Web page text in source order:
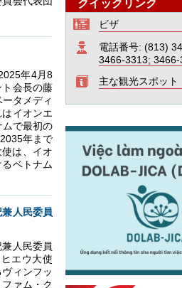
年4月8
会長の藤
タメディ
イオンエ
ムで最初の
年まで
は、イオ
ベトナム
人民委員
人民委員
エウ大使
ィンフッ
ァム・ク
クイックリンク
ビザ
電話番号: (813)
3466-3313; 3466-
主な観光スポット